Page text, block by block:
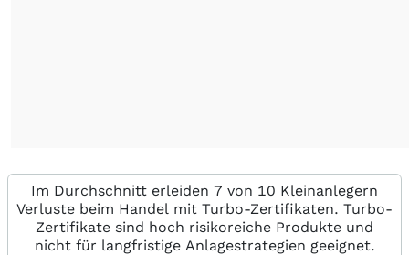
Im Durchschnitt erleiden 7 von 10 Kleinanlegern
Verluste beim Handel mit Turbo-Zertifikaten. Turbo-
Zertifikate sind hoch risikoreiche Produkte und
nicht für langfristige Anlagestrategien geeignet.